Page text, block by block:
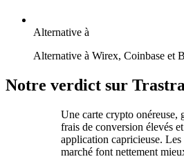
Alternative à
Alternative à Wirex, Coinbase et
Notre verdict sur
Une carte crypto onéreuse,
frais de conversion élevés
application capricieuse. Les
marché font nettement